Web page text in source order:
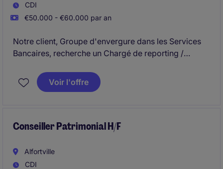
CDI
€50.000 - €60.000 par an
Notre client, Groupe d'envergure dans les Services
Bancaires, recherche un Chargé de reporting /
Paris-13e-Arrondissement.
Voir l'offre
Conseiller Patrimonial H/F
Alfortville
CDI